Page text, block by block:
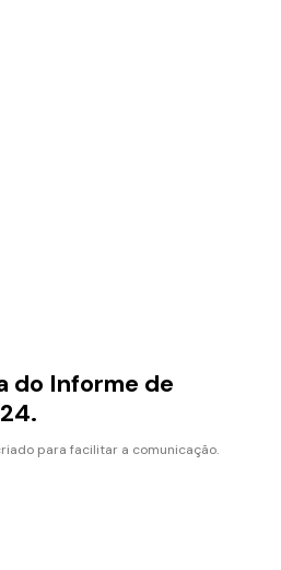
do Informe de
para facilitar a comunicação.